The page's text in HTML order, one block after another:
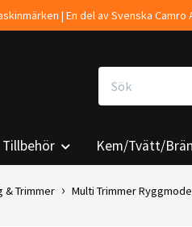
| En del av Svenska Camro
Tillbehör Kem/Tvätt/
& Trimmer Multi Trimmer